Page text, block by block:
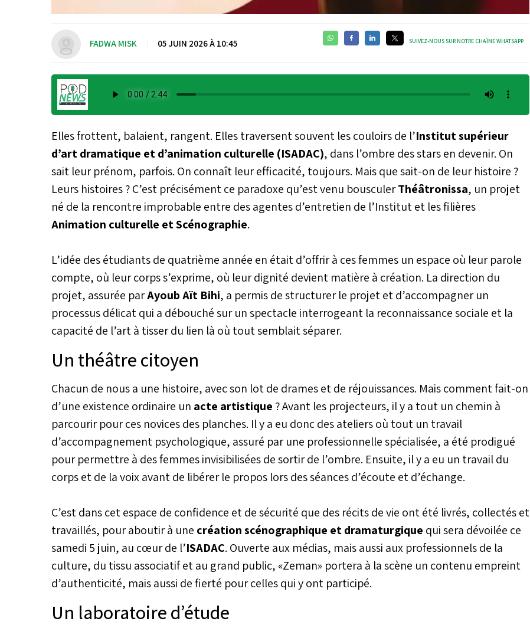
FADWA MISK 05 JUIN 2026 À 10:45 SUIVEZ-NOUS SUR NOTRE CHAÎNE WHATSAPP
Elles frottent, balaient, rangent. Elles traversent souvent les couloirs de l’Institut supérieur
d’art dramatique et d’animation culturelle (ISADAC), dans l’ombre des stars en devenir. On
sait leur prénom, parfois. On connaît leur efficacité, toujours. Mais que sait-on de leur histoire ?
Leurs histoires ? C’est précisément ce paradoxe qu’est venu bousculerThéâtronissa, un projet
né de la rencontre improbable entre des agentes d’entretien de l’Institut et les filières
Animation culturelle et Scénographie.
L’idée des étudiants de quatrième année en était d’offrir à ces femmes un espace où leur parole
compte, où leur corps s’exprime, où leur dignité devient matière à création. La direction du
projet, assurée parAyoub Aït Bihi, a permis de structurer le projet et d’accompagner un
processus délicat qui a débouché sur un spectacle interrogeant la reconnaissance sociale et la
capacité de l’art à tisser du lien là où tout semblait séparer.
Un théâtre citoyen
Chacun de nous a une histoire, avec son lot de drames et de réjouissances. Mais comment fait-on
d’une existence ordinaire un acte artistique ? Avant les projecteurs, il y a tout un chemin à
parcourir pour ces novices des planches. Il y a eu donc des ateliers où tout un travail
d’accompagnement psychologique, assuré par une professionnelle spécialisée, a été prodigué
pour permettre à des femmes invisibilisées de sortir de l’ombre. Ensuite, il y a eu un travail du
corps et de la voix avant de libérer le propos lors des séances d’écoute et d’échange.
C’est dans cet espace de confidence et de sécurité que des récits de vie ont été livrés, collectés et
travaillés, pour aboutir à une création scénographique et dramaturgique qui sera dévoilée ce
samedi 5 juin, au cœur de l’ISADAC. Ouverte aux médias, mais aussi aux professionnels de la
culture, du tissu associatif et au grand public, «Zeman» portera à la scène un contenu empreint
d’authenticité, mais aussi de fierté pour celles qui y ont participé.
Un laboratoire d’étude